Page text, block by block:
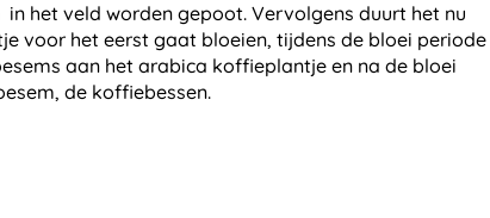
het veld worden gepoot. Vervolgens duurt het nu
voor het eerst gaat bloeien, tijdens de bloei periode
aan het arabica koffieplantje en na de bloei
de koffiebessen.